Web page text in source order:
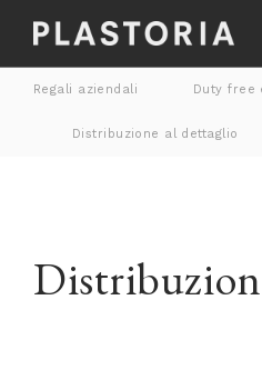
Regali aziendali Duty free
Distribuzione al dettaglio